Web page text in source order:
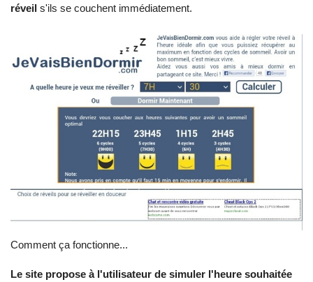
réveil s'ils se couchent immédiatement.
Comment ça fonctionne...
Le site propose à l'utilisateur de simuler l'heure souhaitée